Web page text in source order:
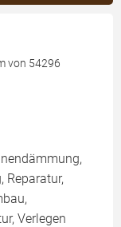
von 54296
Reparatur,
Verlegen